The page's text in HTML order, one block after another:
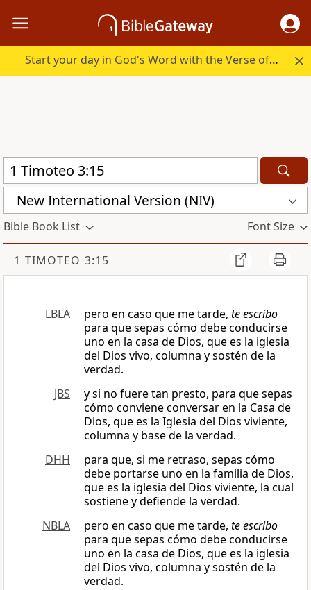
Start your day in God's Word with the Verse of the Day.
New International Version (NIV)
Bible Book List Font Size
1 TIMOTEO 3:15
LBLA pero en caso que me tarde, te escribo
para que sepas cómo debe conducirse
uno en la casa de Dios, que es la iglesia
del Dios vivo, columna y sostén de la
verdad.
JBS
y si no fuere tan presto, para que sepas
cómo conviene conversar en la Casa de
Dios, que es la Iglesia del Dios viviente,
columna y base de la verdad.
DHH
para que, si me retraso, sepas cómo
debe portarse uno en la familia de Dios,
que es la iglesia del Dios viviente, la cual
sostiene y defiende la verdad.
NBLA
pero en caso que me tarde, te escribo
para que sepas cómo debe conducirse
uno en la casa de Dios, que es la iglesia
del Dios vivo, columna y sostén de la
verdad.